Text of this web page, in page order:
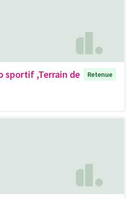
sportif ,Terrain de
Retenue